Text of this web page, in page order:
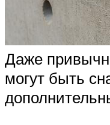
Даже
могут быть